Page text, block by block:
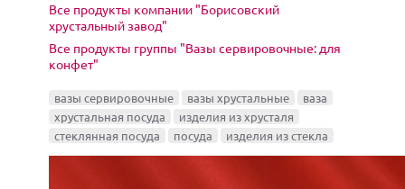
Все продукты компании "Борисовский
хрустальный завод"
Все продукты группы "Вазы сервировочные: для
конфет"
вазы сервировочные вазы хрустальные
ваза
хрустальная посуда
изделия из хрусталя
стеклянная посуда
посуда изделия из стекла